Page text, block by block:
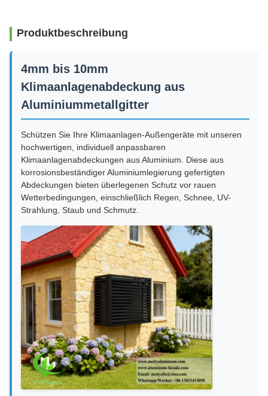
Produktbeschreibung
4mm bis 10mm
Klimaanlagenabdeckung aus
Aluminiummetallgitter
Schützen Sie Ihre Klimaanlagen-Außengeräte mit unseren
hochwertigen, individuell anpassbaren
Klimaanlagenabdeckungen aus Aluminium. Diese aus
korrosionsbeständiger Aluminiumlegierung gefertigten
Abdeckungen bieten überlegenen Schutz vor rauen
Wetterbedingungen, einschließlich Regen, Schnee, UV-
Strahlung, Staub und Schmutz.